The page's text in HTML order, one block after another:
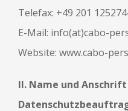
Telefax: +49 201
E-Mail: info(at)cabo-
Website: www.cabo-
II. Name und